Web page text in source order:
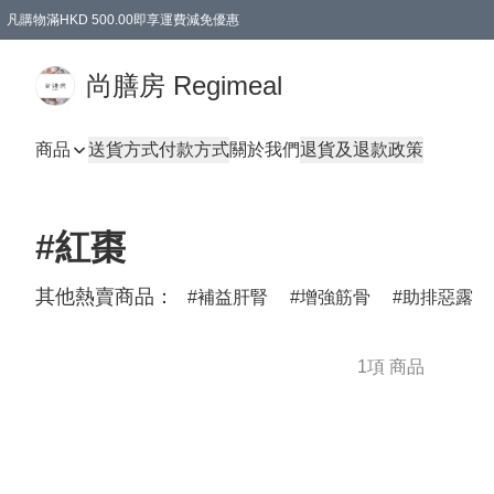
凡購物滿HKD 500.00即享運費減免優惠
尚膳房 Regimeal
商品 送貨方式付款方式關於我們退貨及退款政策
#紅棗
其他熱賣商品： 補益肝腎 增強筋骨 助排惡露
1項 商品